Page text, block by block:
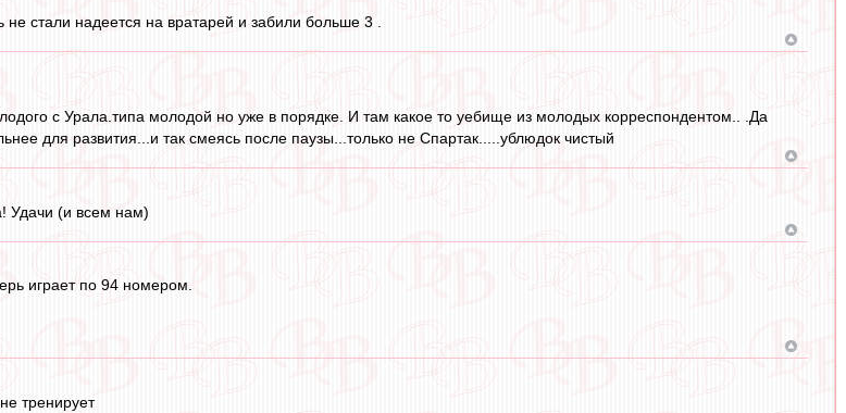
стали надеется на вратарей и забили больше 3 .
с Урала.типа молодой но уже в порядке. И там какое то уебище из молодых корреспондентом.. .Да
для развития...и так смеясь после паузы...только не Спартак.....ублюдок чистый
Удачи (и всем нам)
играет по 94 номером.
тренирует